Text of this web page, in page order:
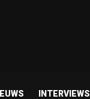
INTERVIEWS